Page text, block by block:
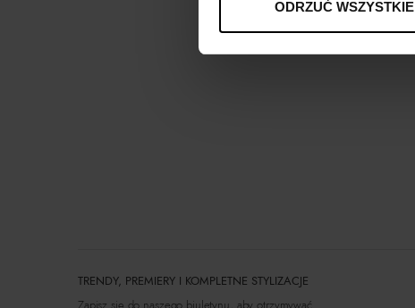
ODRZUĆ WSZYSTKIE
TRENDY, PREMIERY I KOMPLETNE STYLIZACJE